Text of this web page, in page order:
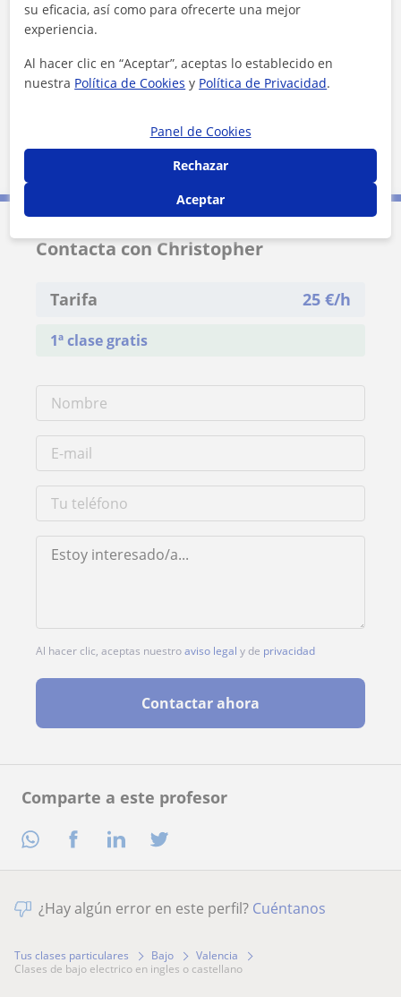
Comparte a este profesor
¿Quieres saber más de Christopher?
Datos verificados
★★★★★24 valoraciones
Ver perfil
Contacta con Christopher
Tarifa 25 €/h
1ª clase gratis
Al hacer clic, aceptas nuestroaviso legal y de privacidad
Contactar ahora
¿Hay algún error en este perfil? Cuéntanos
Tus clases particulares Bajo
Valencia
clases de bajo electrico en ingles o castellano
su eficacia, así como para ofrecerte una mejor
experiencia.
Al hacer clic en “Aceptar”, aceptas lo establecido en
nuestra Política de Cookies y Política de Privacidad.
Panel de Cookies
Rechazar
Aceptar